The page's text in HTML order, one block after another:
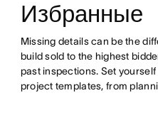
Избранные
Missing details can be the
build sold to the highest
past inspections. Set
project templates, from